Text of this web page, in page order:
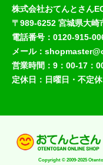
株式会社おてんとさん
〒989-6252 宮城県大崎
電話番号：0120-915-
メール：
営業時間：9：00-17：
定休日：日曜日・不定休
Copyright © 2009-2025